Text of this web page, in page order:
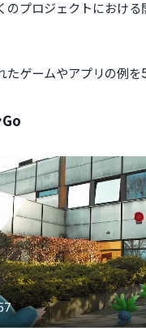
のプロジェクトにおける
たゲームやアプリの例を5